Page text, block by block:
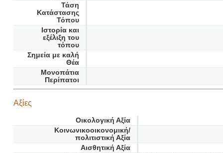
Τάση
Κατάστασης
Τόπου
Ιστορία και
εξέλιξη του
τόπου
Σημεία με καλή
Θέα
Μονοπάτια
Περίπατοι
Αξίες
Οικολογική Αξία
Κοινωνικοοικονομική/
πολιτιστική Αξία
Αισθητική Αξία